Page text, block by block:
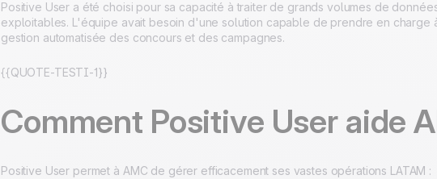
Positive User a été choisi pour sa capacité à traiter de grands volumes de
exploitables. L'équipe avait besoin d'une solution capable de prendre en
gestion automatisée des concours et des campagnes.
{{QUOTE-TESTI-1}}
Comment Positive User aide
Positive User permet à AMC de gérer efficacement ses vastes opérations LATAM :